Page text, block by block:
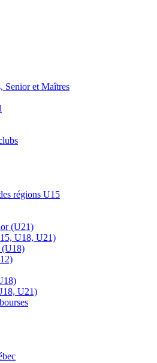
Senior et Maîtres
régions U15
(U21)
U18, U21)
(U18)
U21)